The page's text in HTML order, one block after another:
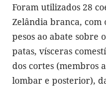
Foram utilizados 28
Zelândia branca, com
pesos ao abate sobre
patas, vísceras
dos cortes (membros
lombar e posterior),